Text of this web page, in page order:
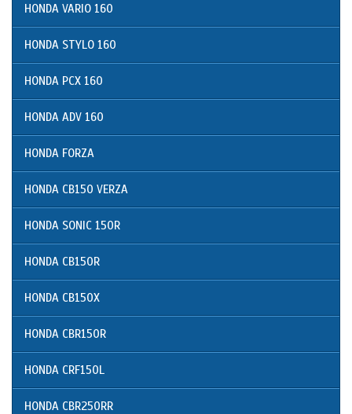
HONDA VARIO 160
HONDA STYLO 160
HONDA PCX 160
HONDA ADV 160
HONDA FORZA
HONDA CB150 VERZA
HONDA SONIC 150R
HONDA CB150R
HONDA CB150X
HONDA CBR150R
HONDA CRF150L
HONDA CBR250RR